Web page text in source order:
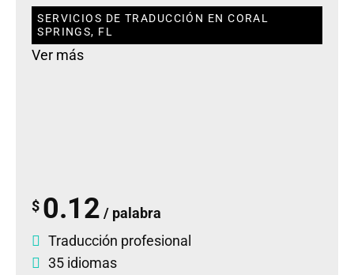
SERVICIOS DE TRADUCCIÓN EN CORAL
SPRINGS, FL
Ver más
$ 0.12 / palabra
Traducción profesional
35 idiomas